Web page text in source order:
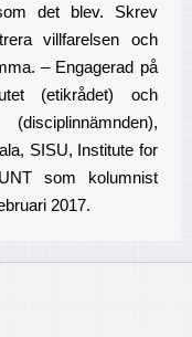
det blev. Skrev
villfarelsen och
– Engagerad på
(etikrådet) och
SISU, Institute for
som kolumnist
2017.